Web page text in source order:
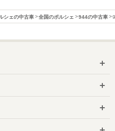
シェの中古車 全国のポルシェ 944の中古車